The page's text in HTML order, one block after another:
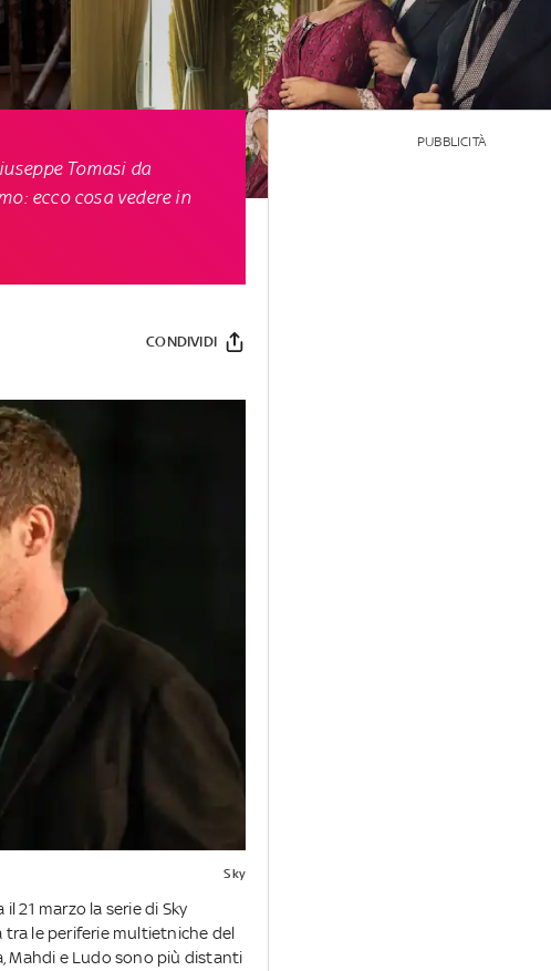
Tomasi da
ecco cosa vedere in
CONDIVIDI
Sky
21 marzo la serie di Sky
tra le periferie multietniche del
Mahdi e Ludo sono più distanti
PUBBLICITÀ